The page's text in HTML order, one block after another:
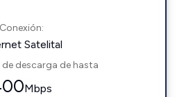
Conexión:
Satelital
descarga de hasta
Mbps